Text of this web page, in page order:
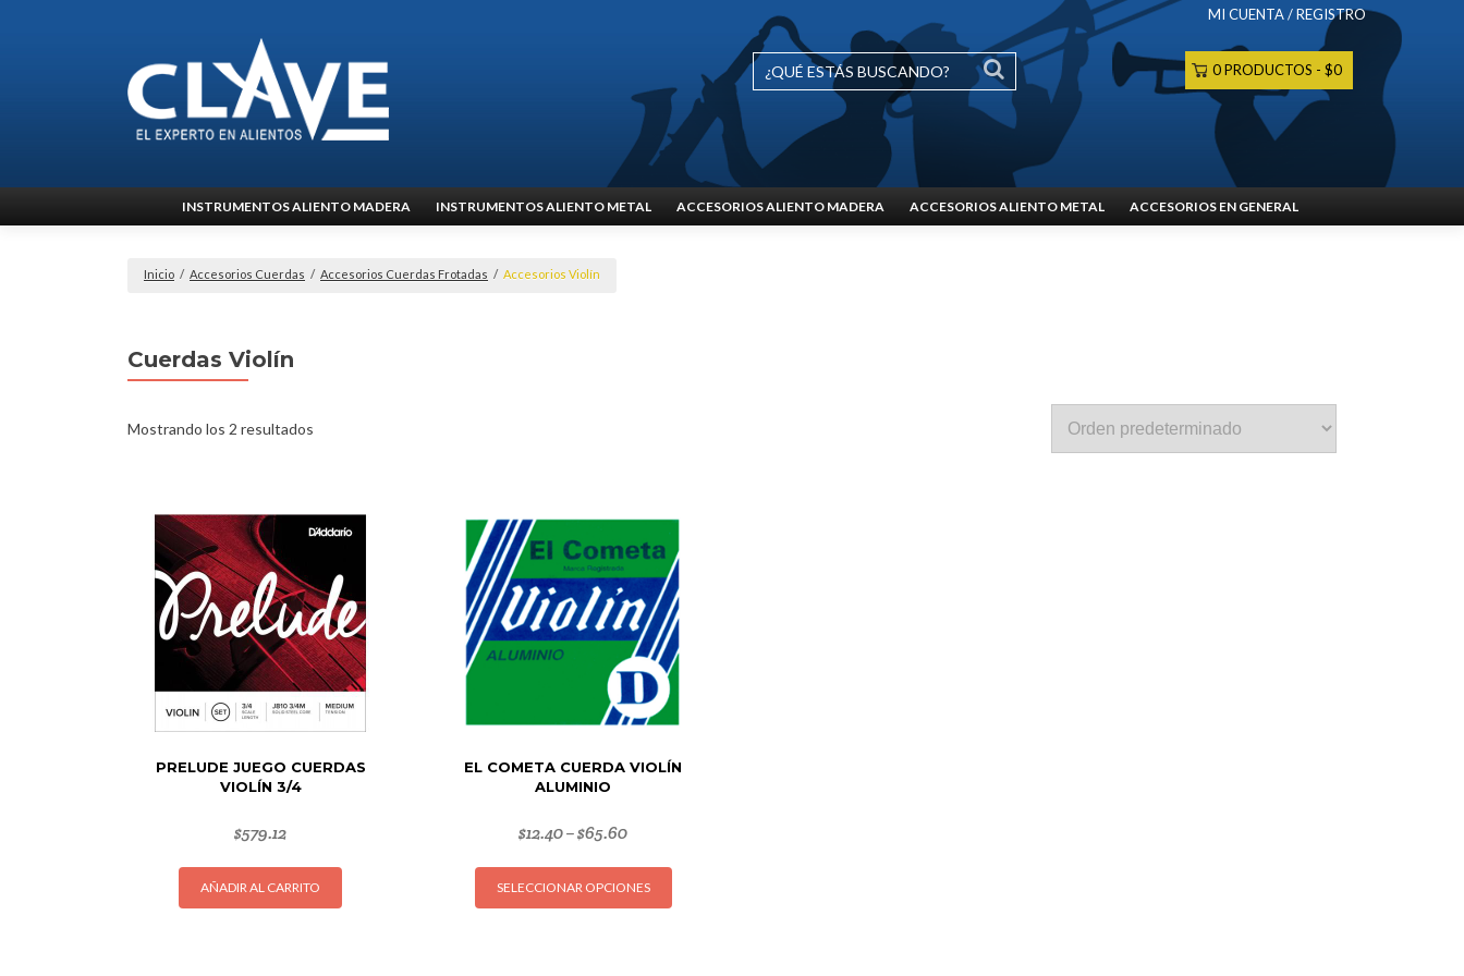
MI CUENTA / REGISTRO
0 PRODUCTOS $0
al
INSTRUMENTOS ALIENTO MADERA INSTRUMENTOS ALIENTO METAL ACCESORIOS ALIENTO MADERA ACCESORIOS ALIENTO METAL ACCESORIOS EN GENERAL
Inicio / Accesorios Cuerdas / Accesorios Cuerdas Frotadas / Accesorios Violín
Cuerdas Violín
Mostrando los 2 resultados
PRELUDE JUEGO CUERDAS
VIOLÍN 3/4
$579.12
AÑADIR AL CARRITO
EL COMETA CUERDA VIOLÍN
ALUMINIO
$12.40–$65.60
SELECCIONAR OPCIONES
Este